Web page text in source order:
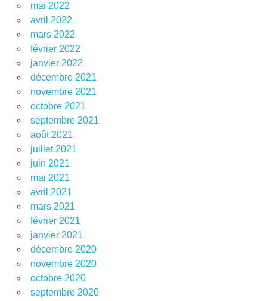
mai 2022
avril 2022
mars 2022
février 2022
janvier 2022
décembre 2021
novembre 2021
octobre 2021
septembre 2021
août 2021
juillet 2021
juin 2021
mai 2021
avril 2021
mars 2021
février 2021
janvier 2021
décembre 2020
novembre 2020
octobre 2020
septembre 2020